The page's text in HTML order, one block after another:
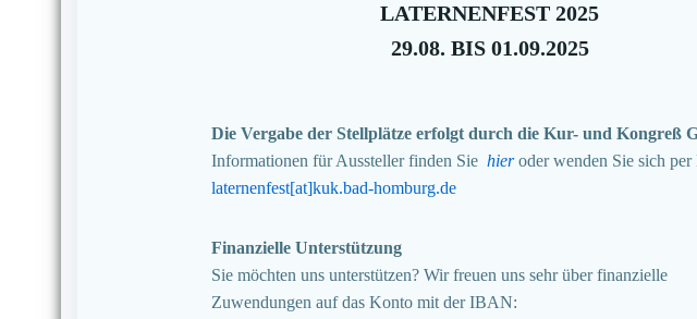
LATERNENFEST 2025
29.08. BIS 01.09.2025
Die Vergabe der Stellplätze erfolgt durch die Kur- und Kongreß
Informationen für Aussteller finden Sie hieroder wenden Sie sich
laternenfest[at]kuk.bad-homburg.de
Finanzielle Unterstützung
Sie möchten uns unterstützen? Wir freuen uns sehr über finanzielle
Zuwendungen auf das Konto mit der IBAN: